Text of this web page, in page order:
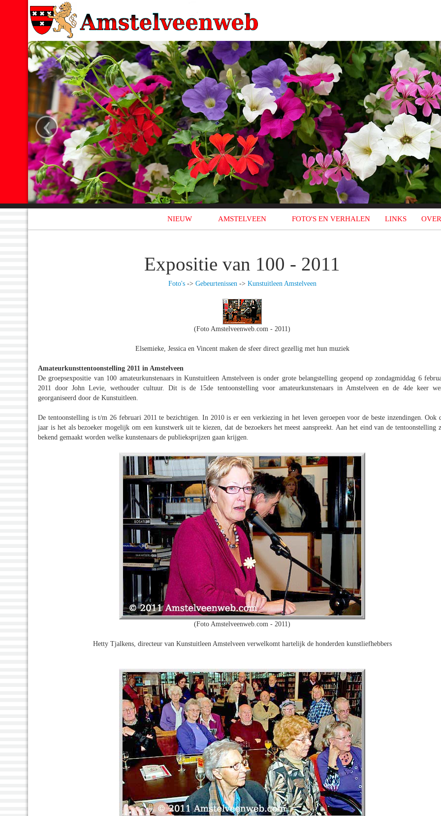
‹
NIEUW AMSTELVEEN FOTO'S EN VERHALEN LINKS
Expositie van 100 - 2011
Foto's-> Gebeurtenissen -> Kunstuitleen Amstelveen
(Foto Amstelveenweb.com - 2011)
Elsemieke, Jessica en Vincent maken de sfeer direct gezellig met hun muziek
Amateurkunsttentoonstelling 2011 in Amstelveen
De groepsexpositie van 100 amateurkunstenaars in Kunstuitleen Amstelveen is onder grote belangstelling geopend op zondagmiddag 6
2011 door John Levie, wethouder cultuur. Dit is de 15de tentoonstelling voor amateurkunstenaars in Amstelveen en de 4de keer
georganiseerd door de Kunstuitleen.
De tentoonstelling is t/m 26 februari 2011 te bezichtigen. In 2010 is er een verkiezing in het leven geroepen voor de beste inzendingen. Ook
jaar is het als bezoeker mogelijk om een kunstwerk uit te kiezen, dat de bezoekers het meest aanspreekt. Aan het eind van de tentoonstelling
bekend gemaakt worden welke kunstenaars de publieksprijzen gaan krijgen.
(Foto Amstelveenweb.com - 2011)
Hetty Tjalkens, directeur van Kunstuitleen Amstelveen verwelkomt hartelijk de honderden kunstliefhebbers